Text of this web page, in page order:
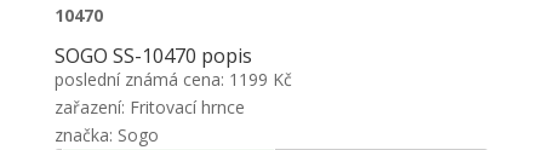
10470
SOGO SS-10470 popis
poslední známá cena: 1199 Kč
zařazení: Fritovací hrnce
značka: Sogo